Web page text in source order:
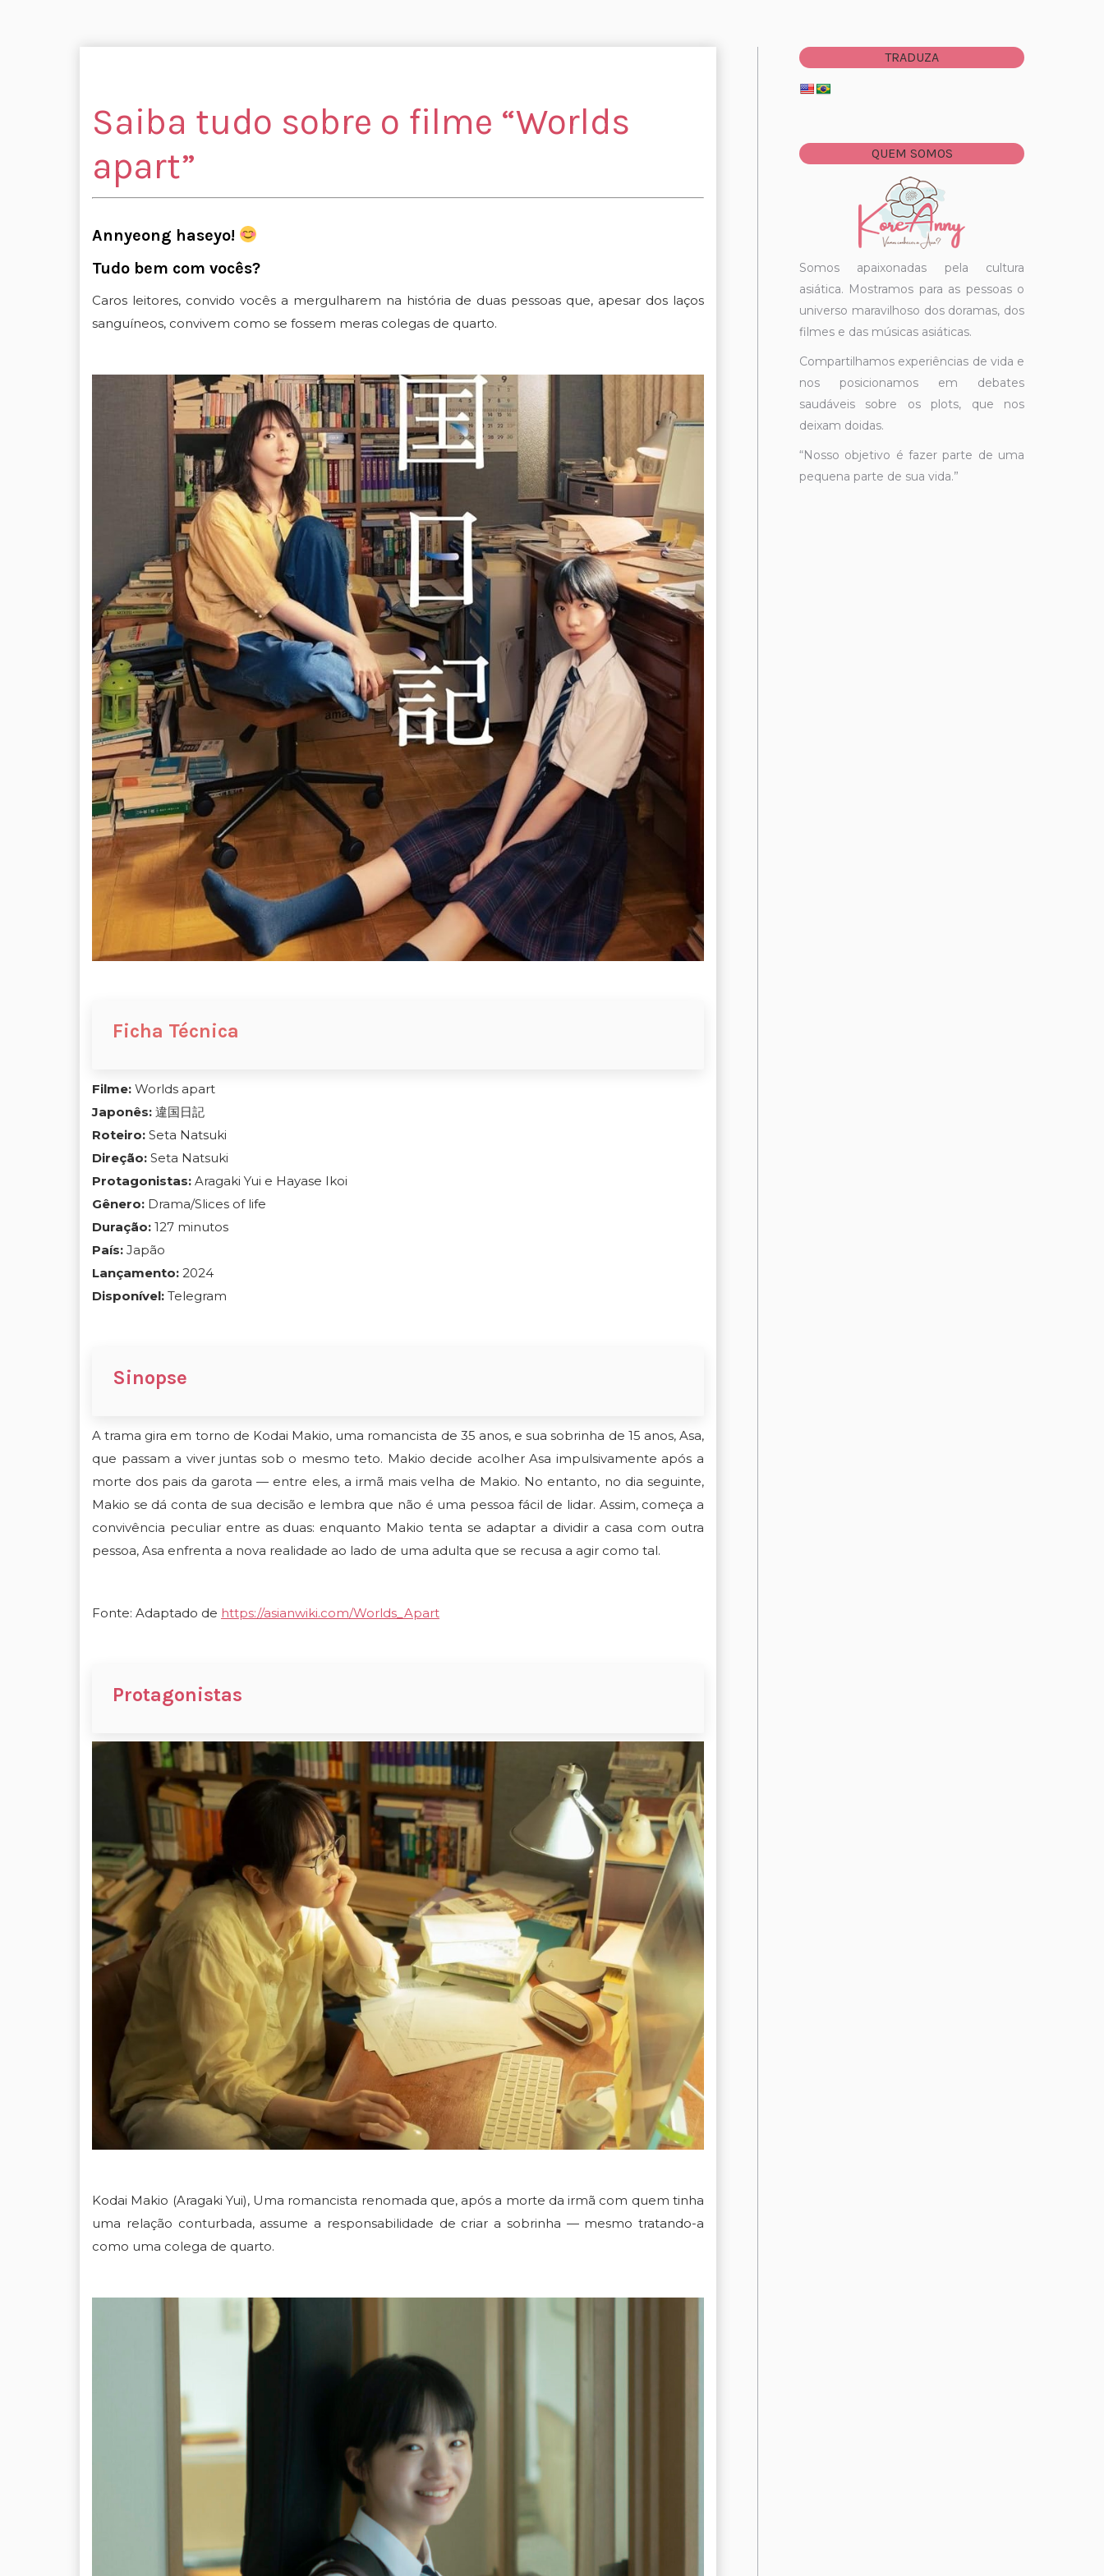
Saiba tudo sobre o filme “Worlds
apart”
Annyeong haseyo!
Tudo bem com vocês?
Caros leitores, convido vocês a mergulharem na história de duas pessoas que, apesar dos laços
sanguíneos, convivem como se fossem meras colegas de quarto.
Ficha Técnica
Filme: Worlds apart
Japonês: 違国⽇記
Roteiro: Seta Natsuki
Direção: Seta Natsuki
Protagonistas: Aragaki Yui e Hayase Ikoi
Gênero: Drama/Slices of life
Duração: 127 minutos
País: Japão
Lançamento: 2024
Disponível: Telegram
Sinopse
A trama gira em torno de Kodai Makio, uma romancista de 35 anos, e sua sobrinha de 15 anos, Asa,
que passam a viver juntas sob o mesmo teto. Makio decide acolher Asa impulsivamente após a
morte dos pais da garota — entre eles, a irmã mais velha de Makio. No entanto, no dia seguinte,
Makio se dá conta de sua decisão e lembra que não é uma pessoa fácil de lidar. Assim, começa a
convivência peculiar entre as duas: enquanto Makio tenta se adaptar a dividir a casa com outra
pessoa, Asa enfrenta a nova realidade ao lado de uma adulta que se recusa a agir como tal.
Fonte: Adaptado de https://asianwiki.com/Worlds_Apart
Protagonistas
Kodai Makio (Aragaki Yui), Uma romancista renomada que, após a morte da irmã com quem tinha
uma relação conturbada, assume a responsabilidade de criar a sobrinha — mesmo tratando-a
como uma colega de quarto.
TRADUZA
QUEM SOMOS
Somos apaixonadas pela cultura
asiática. Mostramos para as pessoas o
universo maravilhoso dos doramas, dos
filmes e das músicas asiáticas.
Compartilhamos experiências de vida e
nos posicionamos em debates
saudáveis sobre os plots, que nos
deixam doidas.
“Nosso objetivo é fazer parte de uma
pequena parte de sua vida.”